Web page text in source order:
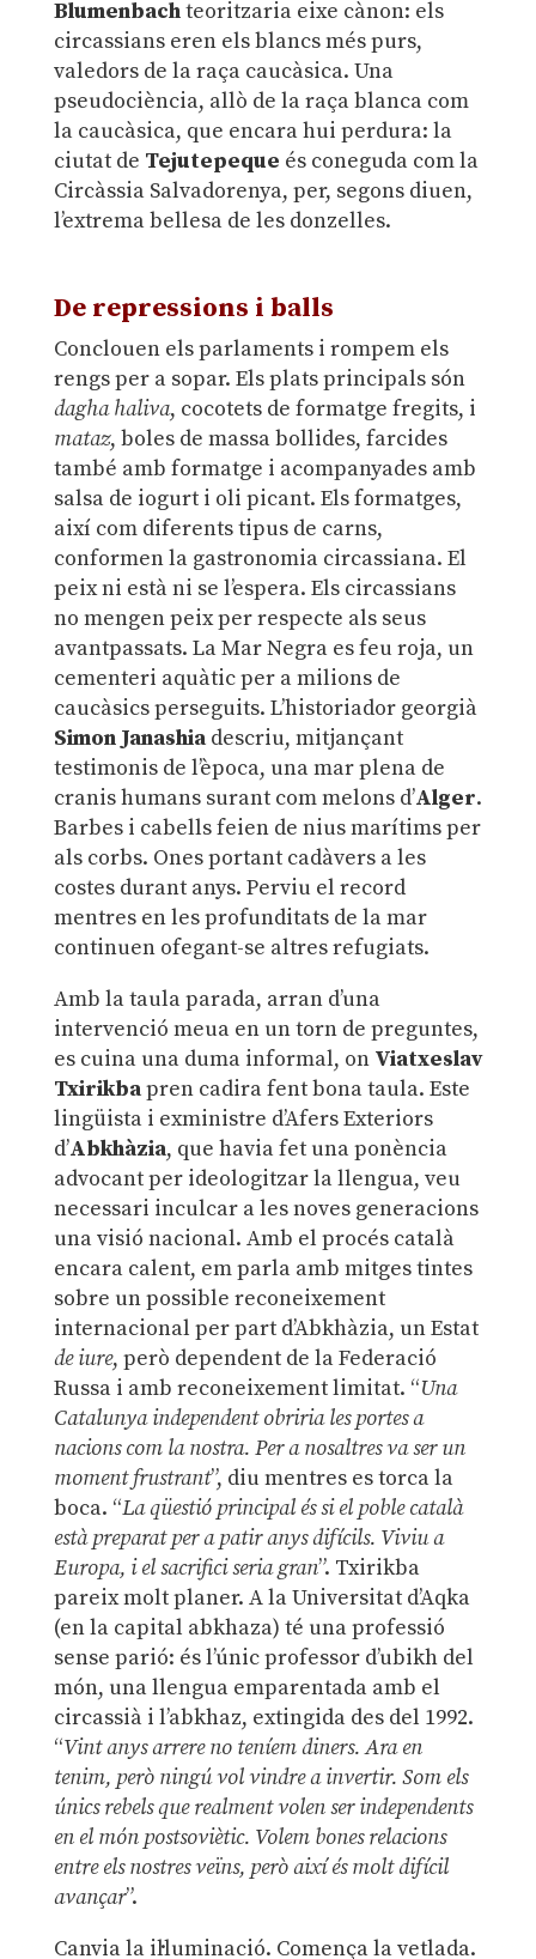
Blumenbachteoritzaria eixe cànon: els
circassians eren els blancs més purs,
valedors de la raça caucàsica. Una
pseudociència, allò de la raça blanca com
la caucàsica, que encara hui perdura: la
ciutat de Tejutepeque és coneguda com la
Circàssia Salvadorenya, per, segons diuen,
l’extrema bellesa de les donzelles.
De repressions i balls
Conclouen els parlaments i rompem els
rengs per a sopar. Els plats principals són
dagha haliva, cocotets de formatge fregits, i
mataz, boles de massa bollides, farcides
també amb formatge i acompanyades amb
salsa de iogurt i oli picant. Els formatges,
així com diferents tipus de carns,
conformen la gastronomia circassiana. El
peix ni està ni se l’espera. Els circassians
no mengen peix per respecte als seus
avantpassats. La Mar Negra es feu roja, un
cementeri aquàtic per a milions de
caucàsics perseguits. L’historiador georgià
Simon Janashiadescriu, mitjançant
testimonis de l’època, una mar plena de
cranis humans surant com melons d’Alger.
Barbes i cabells feien de nius marítims per
als corbs. Ones portant cadàvers a les
costes durant anys. Perviu el record
mentres en les profunditats de la mar
continuen ofegant-se altres refugiats.
Amb la taula parada, arran d’una
intervenció meua en un torn de preguntes,
es cuina una duma informal, on Viatxeslav
Txirikbapren cadira fent bona taula. Este
lingüista i exministre d’Afers Exteriors
d’Abkhàzia, que havia fet una ponència
advocant per ideologitzar la llengua, veu
necessari inculcar a les noves generacions
una visió nacional. Amb el procés català
encara calent, em parla amb mitges tintes
sobre un possible reconeixement
internacional per part d’Abkhàzia, un Estat
de iure, però dependent de la Federació
Russa i amb reconeixement limitat. “Una
Catalunya independent obriria les portes a
nacions com la nostra. Per a nosaltres va ser un
moment frustrant”, diu mentres es torca la
boca. “La qüestió principal és si el poble català
està preparat per a patir anys difícils. Viviu a
Europa, i el sacrifici seria gran”. Txirikba
pareix molt planer. A la Universitat d’Aqka
(en la capital abkhaza) té una professió
sense parió: és l’únic professor d’ubikh del
món, una llengua emparentada amb el
circassià i l’abkhaz, extingida des del 1992.
“Vint anys arrere no teníem diners. Ara en
tenim, però ningú vol vindre a invertir. Som els
únics rebels que realment volen ser independents
en el món postsoviètic. Volem bones relacions
entre els nostres veïns, però així és molt difícil
avançar”.
Canvia la il·luminació. Comença la vetlada.